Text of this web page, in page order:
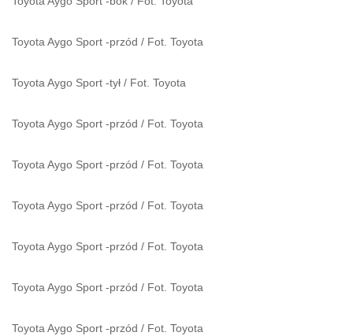
Toyota Aygo Sport -przód / Fot. Toyota
Toyota Aygo Sport -tył / Fot. Toyota
Toyota Aygo Sport -przód / Fot. Toyota
Toyota Aygo Sport -przód / Fot. Toyota
Toyota Aygo Sport -przód / Fot. Toyota
Toyota Aygo Sport -przód / Fot. Toyota
Toyota Aygo Sport -przód / Fot. Toyota
Toyota Aygo Sport -przód / Fot. Toyota